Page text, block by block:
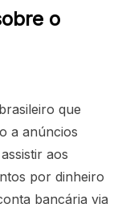
o
que
a anúncios
aos
por dinheiro
bancária via